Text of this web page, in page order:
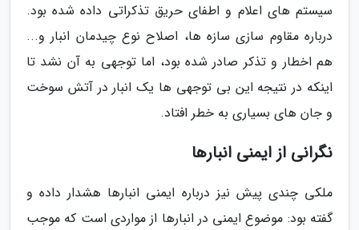
سیستم های اعلام و اطفای حریق تذکراتی داده شده بود.
درباره مقاوم سازی سازه ها، اصلاح نوع چیدمان انبار و...
هم اخطار و تذکر صادر شده بود، اما توجهی به آن نشد تا
اینکه در نتیجه این بی توجهی ها یک انبار در آتش سوخت
و جان های بسیاری به خطر افتاد.
نگرانی از ایمنی انبارها
ملکی چندی پیش نیز درباره ایمنی انبارها هشدار داده و
گفته بود: موضوع ایمنی در انبارها از مواردی است که موجب